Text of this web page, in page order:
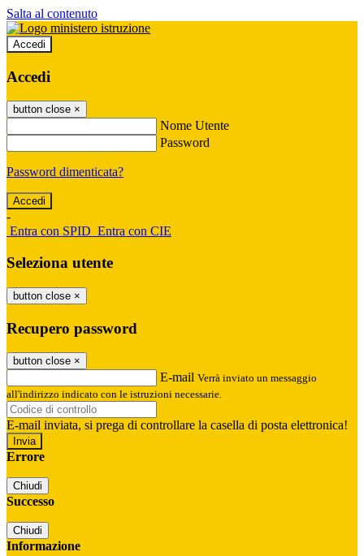
Salta al contenuto
Accedi
Accedi
button close ×
Nome Utente
Password
Password dimenticata?
-
Entra con SPID Entra con CIE
Seleziona utente
button close ×
Recupero password
button close ×
E-mail Verrà inviato un messaggio
all'indirizzo indicato con le istruzioni necessarie.
E-mail inviata, si prega di controllare la casella di posta elettronica!
Errore
Chiudi
Successo
Chiudi
Informazione